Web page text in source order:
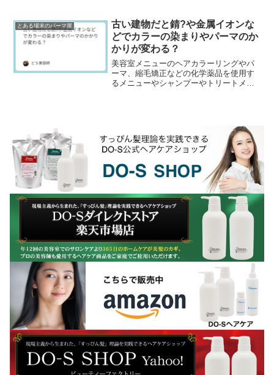
のヘアケア製品・美...
とある場末のパーマ屋
古い建物だと錆?や金属イオンな
どでカラーの染まりやパーマのか
かりが変わる？
美容室メニューのヘアカラーリングやパ
ーマ、縮毛矯正などの化学薬品を使用す
るメニューやシャンプーやトリートメン